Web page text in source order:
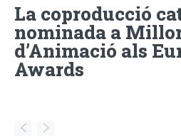
La coproducció
nominada a
d’Animació als
Awards